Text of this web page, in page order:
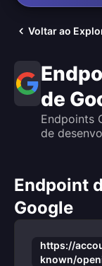
Voltar ao
de
Endpoints
de
Endpoint
Google
https://
known/